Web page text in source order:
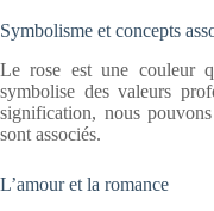
Symbolisme et concepts
Le rose est une couleur
symbolise des valeurs
signification, nous
sont associés.
L’amour et la romance